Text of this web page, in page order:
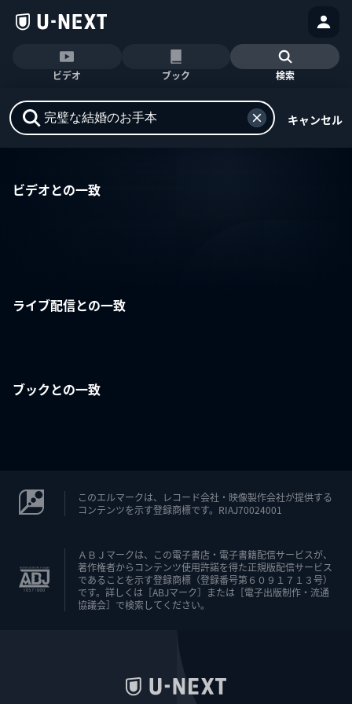
ビデオ ブック 検索
キャンセル
ビデオとの一致
ライブ配信との一致
ブックとの一致
このエルマークは、レコード会社・映像製作会社が提供する
コンテンツを示す登録商標です。RIAJ70024001
ＡＢＪマークは、この電子書店・電子書籍配信サービスが、
著作権者からコンテンツ使用許諾を得た正規版配信サービス
であることを示す登録商標（登録番号第６０９１７１３号）
です。詳しくは［ABJマーク］または［電子出版制作・流通
協議会］で検索してください。